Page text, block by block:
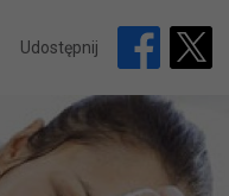
Udostępnij